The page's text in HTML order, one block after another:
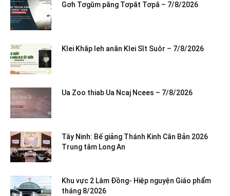
Gơh Tơgŭm păng Tơpăt Tơpă – 7/8/2026
Klei Khăp leh anăn Klei Sĭt Suôr – 7/8/2026
Ua Zoo thiab Ua Ncaj Ncees – 7/8/2026
Tây Ninh: Bế giảng Thánh Kinh Căn Bản 2026
Trung tâm Long An
Khu vực 2 Lâm Đồng- Hiệp nguyện Giáo phẩm
tháng 8/2026